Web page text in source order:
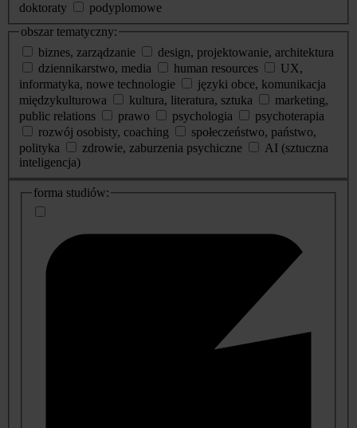
doktoraty
podyplomowe
obszar tematyczny:
biznes, zarządzanie
design, projektowanie, architektura
dziennikarstwo, media
human resources
UX,
informatyka, nowe technologie
języki obce, komunikacja
międzykulturowa
kultura, literatura, sztuka
marketing,
public relations
prawo psychologia
psychoterapia
rozwój osobisty, coaching
społeczeństwo, państwo,
polityka
zdrowie, zaburzenia psychiczne
AI (sztuczna
inteligencja)
dodatkowe
informacje
forma studiów: